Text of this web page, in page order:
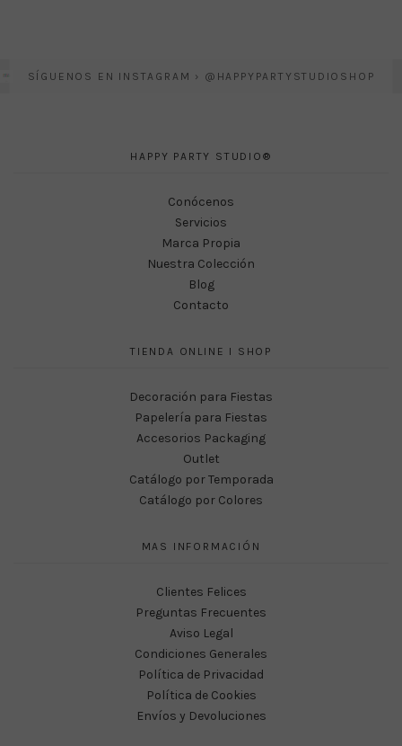
SÍGUENOS EN INSTAGRAM › @HAPPYPARTYSTUDIOSHOP
HAPPY PARTY STUDIO®
Conócenos
Servicios
Marca Propia
Nuestra Colección
Blog
Contacto
TIENDA ONLINE I SHOP
Decoración para Fiestas
Papelería para Fiestas
Accesorios Packaging
Outlet
Catálogo por Temporada
Catálogo por Colores
MAS INFORMACIÓN
Clientes Felices
Preguntas Frecuentes
Aviso Legal
Condiciones Generales
Política de Privacidad
Política de Cookies
Envíos y Devoluciones